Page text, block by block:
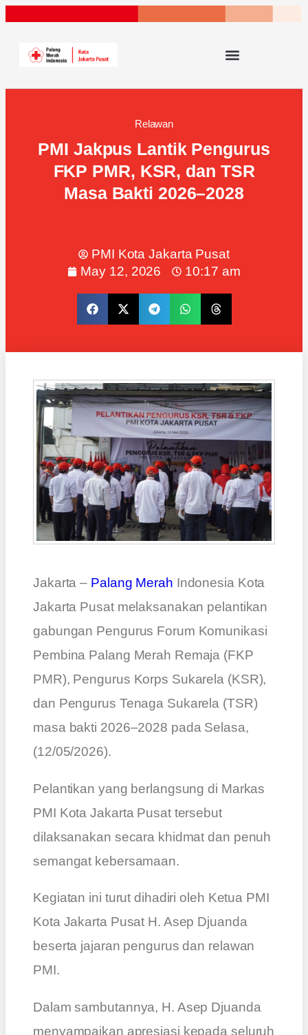
Relawan
PMI Jakpus Lantik Pengurus
FKP PMR, KSR, dan TSR
Masa Bakti 2026–2028
PMI Kota Jakarta Pusat
May 12, 2026
10:17 am
Jakarta – Palang Merah Indonesia Kota
Jakarta Pusat melaksanakan pelantikan
gabungan Pengurus Forum Komunikasi
Pembina Palang Merah Remaja (FKP
PMR), Pengurus Korps Sukarela (KSR),
dan Pengurus Tenaga Sukarela (TSR)
masa bakti 2026–2028 pada Selasa,
(12/05/2026).
Pelantikan yang berlangsung di Markas
PMI Kota Jakarta Pusat tersebut
dilaksanakan secara khidmat dan penuh
semangat kebersamaan.
Kegiatan ini turut dihadiri oleh Ketua PMI
Kota Jakarta Pusat H. Asep Djuanda
beserta jajaran pengurus dan relawan
PMI.
Dalam sambutannya, H. Asep Djuanda
menyampaikan apresiasi kepada seluruh